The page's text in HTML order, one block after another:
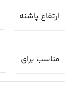
ارتفاع پاشنه
مناسب برای